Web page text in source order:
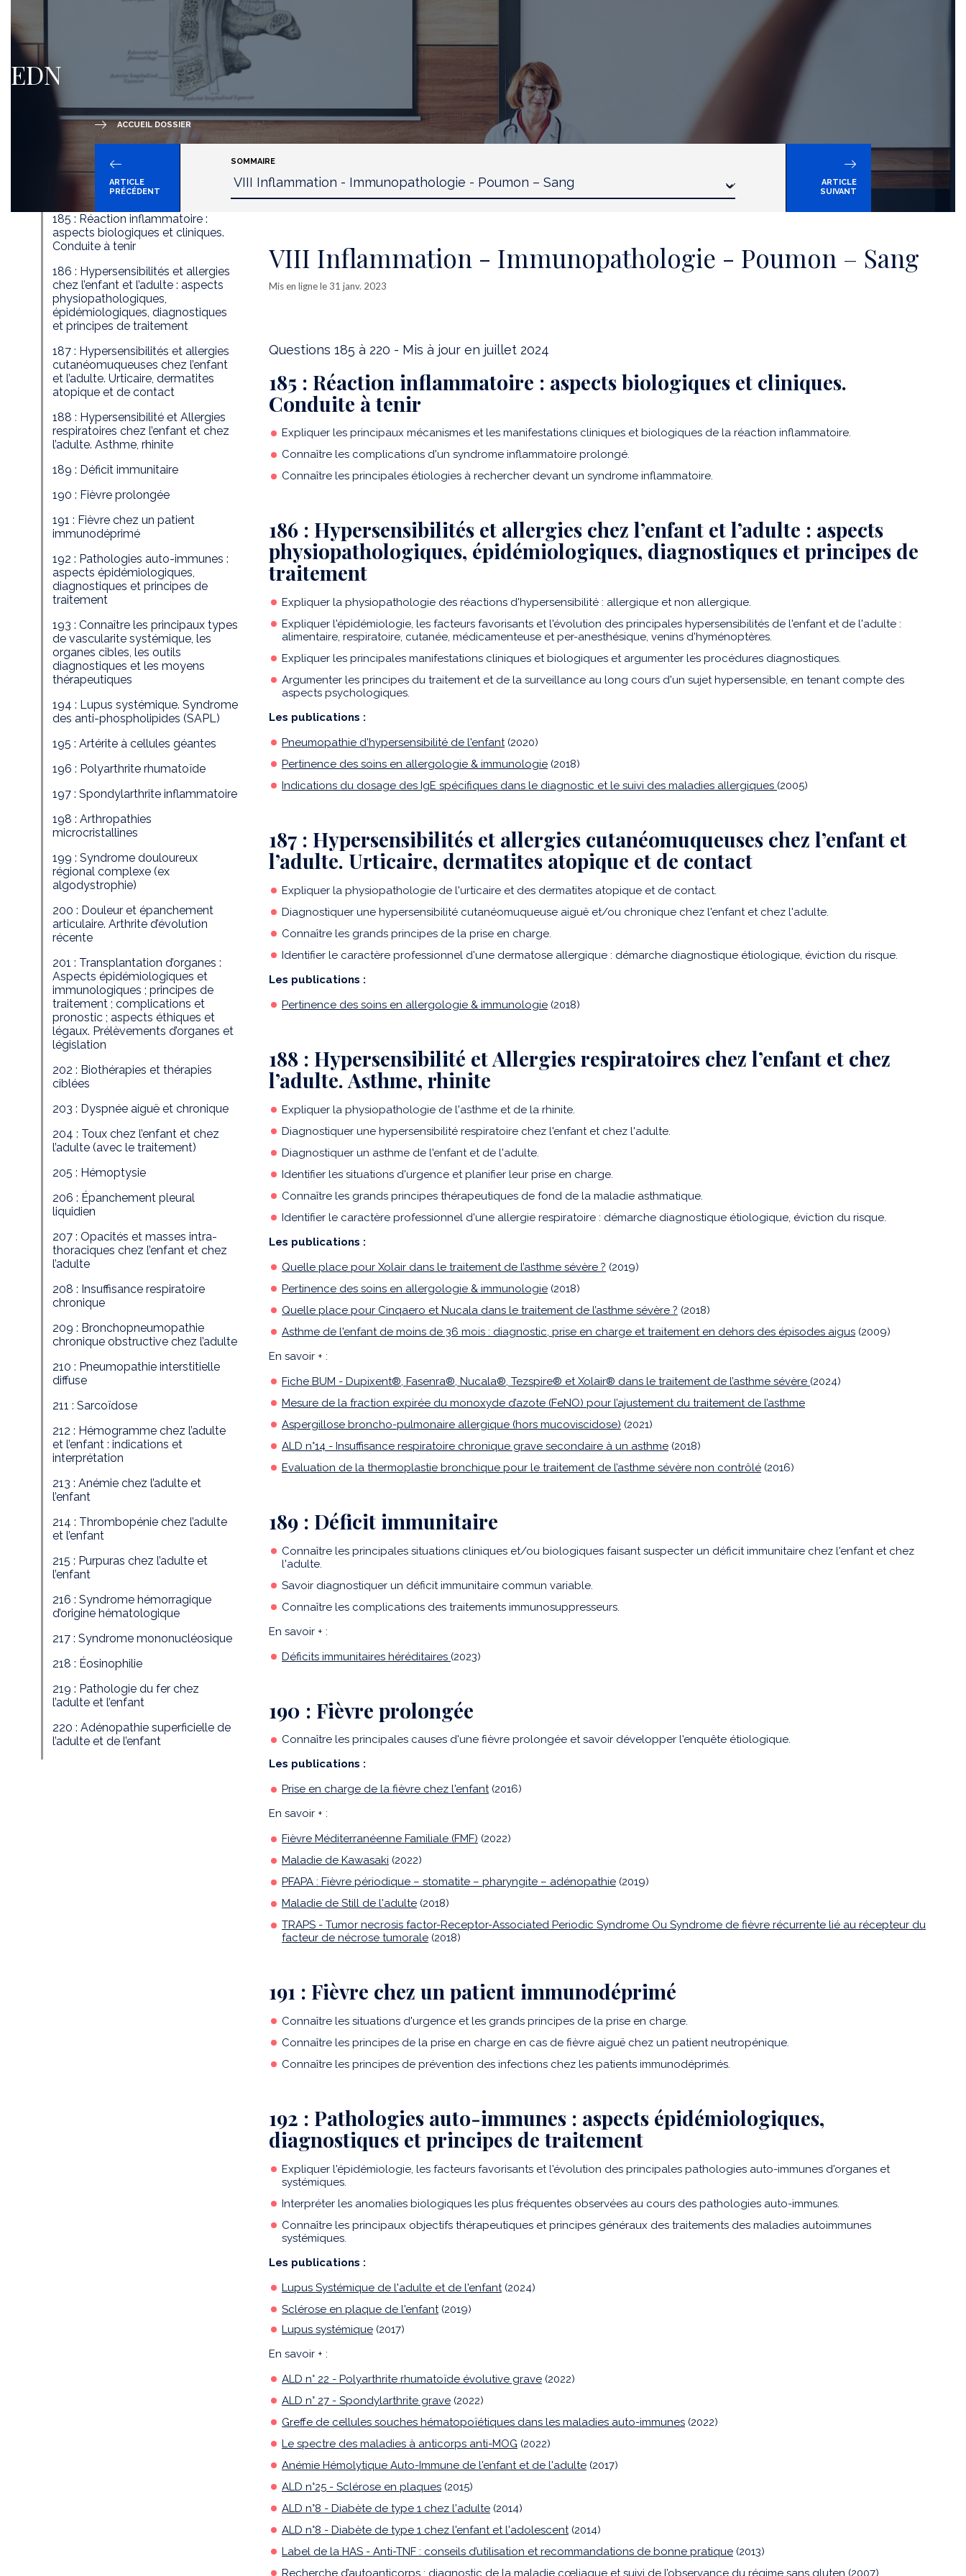
EDN
ACCUEIL DOSSIER
ARTICLE
PRÉCÉDENT
SOMMAIRE
ARTICLE
SUIVANT
185 : Réaction inflammatoire :
aspects biologiques et cliniques.
Conduite à tenir
186 : Hypersensibilités et allergies
chez l’enfant et l’adulte : aspects
physiopathologiques,
épidémiologiques, diagnostiques
et principes de traitement
187 : Hypersensibilités et allergies
cutanéomuqueuses chez l’enfant
et l’adulte. Urticaire, dermatites
atopique et de contact
188 : Hypersensibilité et Allergies
respiratoires chez l’enfant et chez
l’adulte. Asthme, rhinite
189 : Déficit immunitaire
190 : Fièvre prolongée
191 : Fièvre chez un patient
immunodéprimé
192 : Pathologies auto-immunes :
aspects épidémiologiques,
diagnostiques et principes de
traitement
193 : Connaître les principaux types
de vascularite systémique, les
organes cibles, les outils
diagnostiques et les moyens
thérapeutiques
194 : Lupus systémique. Syndrome
des anti-phospholipides (SAPL)
195 : Artérite à cellules géantes
196 : Polyarthrite rhumatoïde
197 : Spondylarthrite inflammatoire
198 : Arthropathies
microcristallines
199 : Syndrome douloureux
régional complexe (ex
algodystrophie)
200 : Douleur et épanchement
articulaire. Arthrite d’évolution
récente
201 : Transplantation d’organes :
Aspects épidémiologiques et
immunologiques ; principes de
traitement ; complications et
pronostic ; aspects éthiques et
légaux. Prélèvements d’organes et
législation
202 : Biothérapies et thérapies
ciblées
203 : Dyspnée aiguë et chronique
204 : Toux chez l’enfant et chez
l’adulte (avec le traitement)
205 : Hémoptysie
206 : Épanchement pleural
liquidien
207 : Opacités et masses intra-
thoraciques chez l’enfant et chez
l’adulte
208 : Insuffisance respiratoire
chronique
209 : Bronchopneumopathie
chronique obstructive chez l’adulte
210 : Pneumopathie interstitielle
diffuse
211 : Sarcoïdose
212 : Hémogramme chez l’adulte
et l’enfant : indications et
interprétation
213 : Anémie chez l’adulte et
l’enfant
214 : Thrombopénie chez l’adulte
et l’enfant
215 : Purpuras chez l’adulte et
l’enfant
216 : Syndrome hémorragique
d’origine hématologique
217 : Syndrome mononucléosique
218 : Éosinophilie
219 : Pathologie du fer chez
l’adulte et l’enfant
220 : Adénopathie superficielle de
l’adulte et de l’enfant
VIII Inflammation - Immunopathologie - Poumon – Sang
Mis en ligne le 31 janv. 2023
Questions 185 à 220 - Mis à jour en juillet 2024
185 : Réaction inflammatoire : aspects biologiques et cliniques.
Conduite à tenir
Expliquer les principaux mécanismes et les manifestations cliniques et biologiques de la réaction inflammatoire.
Connaître les complications d'un syndrome inflammatoire prolongé.
Connaître les principales étiologies à rechercher devant un syndrome inflammatoire.
186 : Hypersensibilités et allergies chez l’enfant et l’adulte : aspects
physiopathologiques, épidémiologiques, diagnostiques et principes de
traitement
Expliquer la physiopathologie des réactions d'hypersensibilité : allergique et non allergique.
Expliquer l'épidémiologie, les facteurs favorisants et l'évolution des principales hypersensibilités de l'enfant et de l'adulte :
alimentaire, respiratoire, cutanée, médicamenteuse et per-anesthésique, venins d'hyménoptères.
Expliquer les principales manifestations cliniques et biologiques et argumenter les procédures diagnostiques.
Argumenter les principes du traitement et de la surveillance au long cours d'un sujet hypersensible, en tenant compte des
aspects psychologiques.
Les publications :
Pneumopathie d'hypersensibilité de l'enfant(2020)
Pertinence des soins en allergologie & immunologie (2018)
Indications du dosage des IgE spécifiques dans le diagnostic et le suivi des maladies allergiques (2005)
187 : Hypersensibilités et allergies cutanéomuqueuses chez l’enfant et
l’adulte. Urticaire, dermatites atopique et de contact
Expliquer la physiopathologie de l'urticaire et des dermatites atopique et de contact.
Diagnostiquer une hypersensibilité cutanéomuqueuse aiguë et/ou chronique chez l'enfant et chez l'adulte.
Connaître les grands principes de la prise en charge.
Identifier le caractère professionnel d'une dermatose allergique : démarche diagnostique étiologique, éviction du risque.
Les publications :
Pertinence des soins en allergologie & immunologie (2018)
188 : Hypersensibilité et Allergies respiratoires chez l’enfant et chez
l’adulte. Asthme, rhinite
Expliquer la physiopathologie de l'asthme et de la rhinite.
Diagnostiquer une hypersensibilité respiratoire chez l'enfant et chez l'adulte.
Diagnostiquer un asthme de l'enfant et de l'adulte.
Identifier les situations d'urgence et planifier leur prise en charge.
Connaître les grands principes thérapeutiques de fond de la maladie asthmatique.
Identifier le caractère professionnel d'une allergie respiratoire : démarche diagnostique étiologique, éviction du risque.
Les publications :
Quelle place pour Xolair dans le traitement de l’asthme sévère ? (2019)
Pertinence des soins en allergologie & immunologie (2018)
Quelle place pour Cinqaero et Nucala dans le traitement de l’asthme sévère ? (2018)
Asthme de l'enfant de moins de 36 mois : diagnostic, prise en charge et traitement en dehors des épisodes aigus (2009)
En savoir + :
Fiche BUM - Dupixent®, Fasenra®, Nucala®, Tezspire® et Xolair® dans le traitement de l’asthme sévère (2024)
Mesure de la fraction expirée du monoxyde d’azote (FeNO) pour l’ajustement du traitement de l’asthme
Aspergillose broncho-pulmonaire allergique (hors mucoviscidose) (2021)
ALD n°14 - Insuffisance respiratoire chronique grave secondaire à un asthme (2018)
Evaluation de la thermoplastie bronchique pour le traitement de l’asthme sévère non contrôlé (2016)
189 : Déficit immunitaire
Connaître les principales situations cliniques et/ou biologiques faisant suspecter un déficit immunitaire chez l'enfant et chez
l'adulte.
Savoir diagnostiquer un déficit immunitaire commun variable.
Connaître les complications des traitements immunosuppresseurs.
En savoir + :
Déficits immunitaires héréditaires (2023)
190 : Fièvre prolongée
Connaître les principales causes d'une fièvre prolongée et savoir développer l'enquête étiologique.
Les publications :
Prise en charge de la fièvre chez l'enfant(2016)
En savoir + :
Fièvre Méditerranéenne Familiale (FMF) (2022)
Maladie de Kawasaki (2022)
PFAPA : Fièvre périodique – stomatite – pharyngite – adénopathie (2019)
Maladie de Still de l'adulte (2018)
TRAPS - Tumor necrosis factor-Receptor-Associated Periodic Syndrome Ou Syndrome de fièvre récurrente lié au récepteur du
facteur de nécrose tumorale (2018)
191 : Fièvre chez un patient immunodéprimé
Connaître les situations d'urgence et les grands principes de la prise en charge.
Connaître les principes de la prise en charge en cas de fièvre aiguë chez un patient neutropénique.
Connaître les principes de prévention des infections chez les patients immunodéprimés.
192 : Pathologies auto-immunes : aspects épidémiologiques,
diagnostiques et principes de traitement
Expliquer l'épidémiologie, les facteurs favorisants et l'évolution des principales pathologies auto-immunes d'organes et
systémiques.
Interpréter les anomalies biologiques les plus fréquentes observées au cours des pathologies auto-immunes.
Connaître les principaux objectifs thérapeutiques et principes généraux des traitements des maladies autoimmunes
systémiques.
Les publications :
Lupus Systémique de l'adulte et de l'enfant(2024)
Sclérose en plaque de l'enfant(2019)
Lupus systémique (2017)
En savoir + :
ALD n° 22 - Polyarthrite rhumatoïde évolutive grave (2022)
ALD n° 27 - Spondylarthrite grave (2022)
Greffe de cellules souches hématopoïétiques dans les maladies auto-immunes (2022)
Le spectre des maladies à anticorps anti-MOG (2022)
Anémie Hémolytique Auto-Immune de l'enfant et de l'adulte (2017)
ALD n°25 - Sclérose en plaques (2015)
ALD n°8 - Diabète de type 1 chez l'adulte (2014)
ALD n°8 - Diabète de type 1 chez l'enfant et l'adolescent(2014)
Label de la HAS - Anti-TNF : conseils d’utilisation et recommandations de bonne pratique (2013)
Recherche d’autoanticorps : diagnostic de la maladie cœliaque et suivi de l’observance du régime sans gluten (2007)